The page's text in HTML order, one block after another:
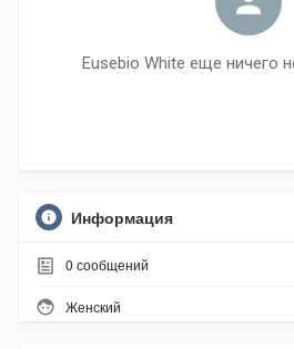
Eusebio White еще ничего
Информация
0 сообщений
Женский